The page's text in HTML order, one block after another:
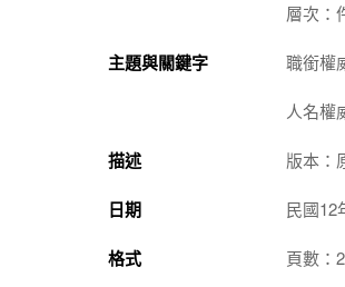
層次：
主題與關鍵字 職銜權
人名權
描述 版本：
日期 民國12
格式 頁數：2